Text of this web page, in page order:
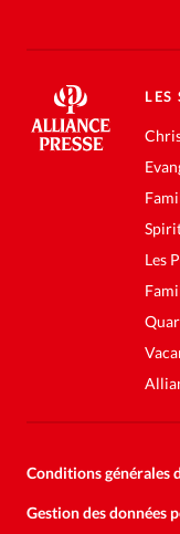
LES
Les
Conditions générales
Gestion des données